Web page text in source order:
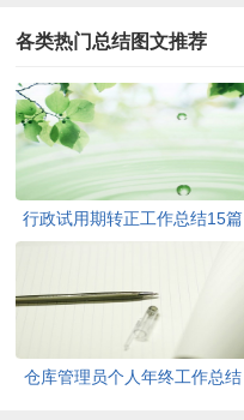
各类热门总结图文推荐
行政试用期转正工作总结15篇
仓库管理员个人年终工作总结